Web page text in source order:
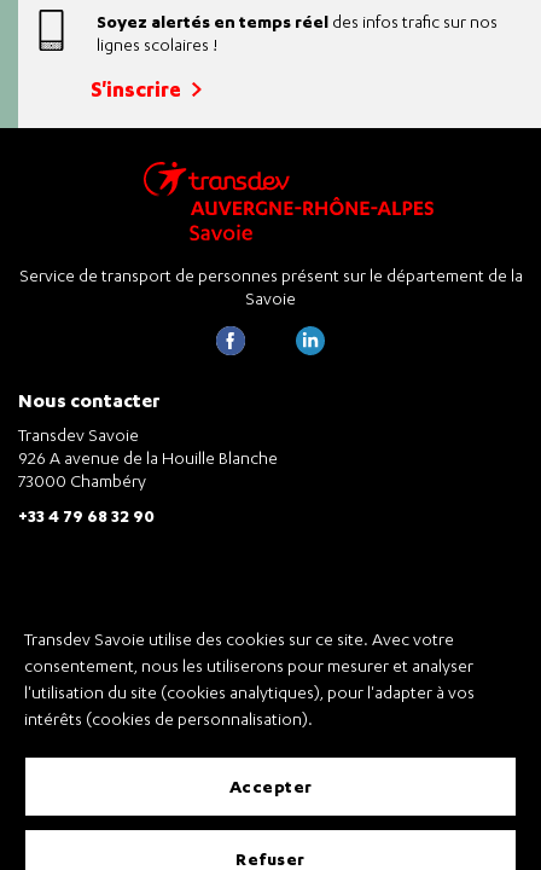
Soyez alertés en temps réel des infos trafic sur nos
lignes scolaires !
S'inscrire
Service de transport de personnes présent sur le département de la
Savoie
Nous contacter
Transdev Savoie
926 A avenue de la Houille Blanche
73000 Chambéry
+33 4 79 68 32 90
Qui sommes-nous ?
Nous rejoindre
Transdev Savoie utilise des cookies sur ce site. Avec votre
consentement, nous les utiliserons pour mesurer et analyser
l'utilisation du site (cookies analytiques), pour l'adapter à vos
intérêts (cookies de personnalisation).
accepter
refuser